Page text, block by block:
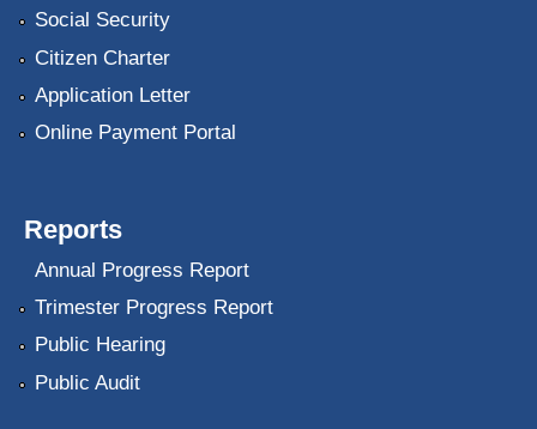
Social Security
Citizen Charter
Application Letter
Online Payment Portal
Reports
Annual Progress Report
Trimester Progress Report
Public Hearing
Public Audit